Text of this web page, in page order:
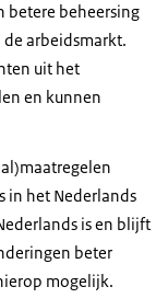
betere beheersing
arbeidsmarkt.
uit het
en kunnen
in het Nederlands
is en blijft
beter
mogelijk.